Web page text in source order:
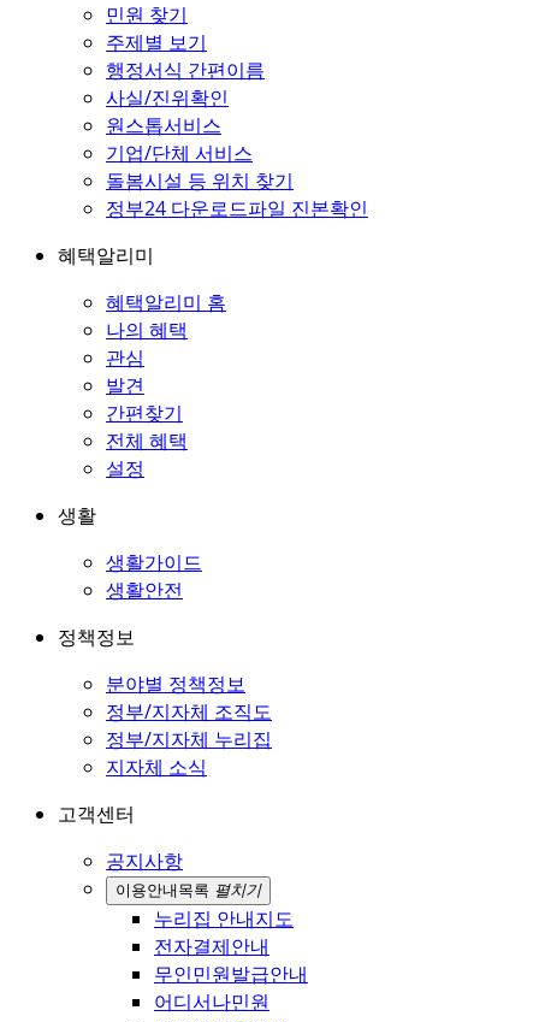
민원 찾기
주제별 보기
행정서식 간편이름
사실/진위확인
원스톱서비스
기업/단체 서비스
돌봄시설 등 위치 찾기
정부24 다운로드파일 진본확인
혜택알리미
혜택알리미 홈
나의 혜택
관심
발견
간편찾기
전체 혜택
설정
생활
생활가이드
생활안전
정책정보
분야별 정책정보
정부/지자체 조직도
정부/지자체 누리집
지자체 소식
고객센터
공지사항
이용안내 목록 펼치기
누리집 안내지도
전자결제안내
무인민원발급안내
어디서나민원